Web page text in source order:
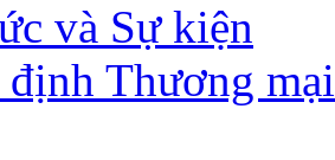
và Sự kiện
Thương